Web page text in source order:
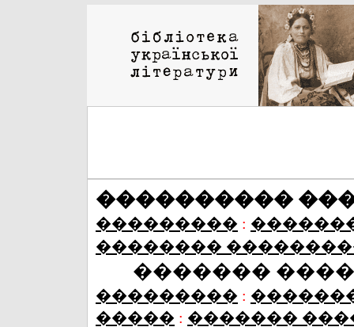
����������
��������� :
��������
�������
��������� :
����� : �������